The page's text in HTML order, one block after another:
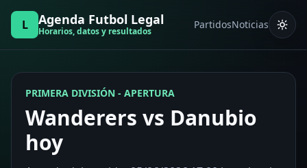
L Agenda Futbol Legal
Horarios, datos y resultados
PartidosNoticias
PRIMERA DIVISIÓN - APERTURA
Wanderers vs Danubio
hoy